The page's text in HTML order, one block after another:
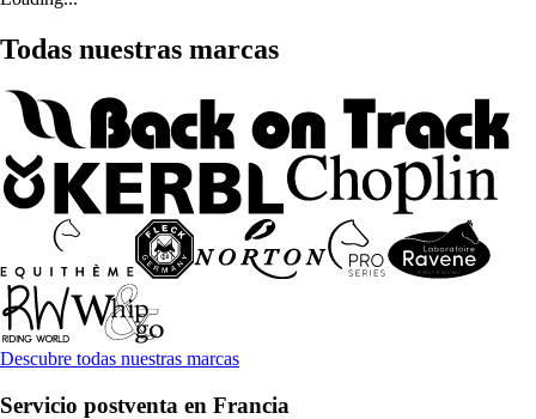
Todas nuestras marcas
Descubre todas nuestras marcas
Servicio postventa en Francia